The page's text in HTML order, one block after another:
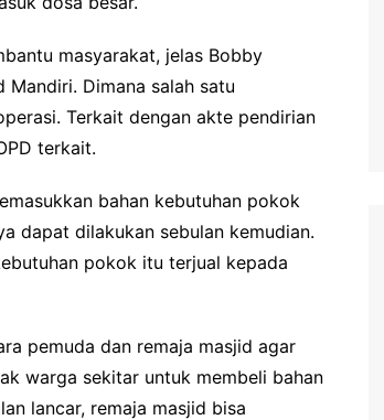
masyarakat, jelas Bobby
Dimana salah satu
Terkait dengan akte pendirian
terkait.
bahan kebutuhan pokok
dapat dilakukan sebulan kemudian.
pokok itu terjual kepada
pemuda dan remaja masjid agar
warga sekitar untuk membeli bahan
lancar, remaja masjid bisa